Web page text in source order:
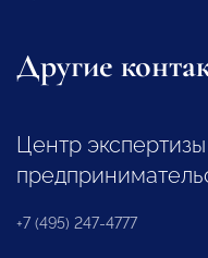
Другие
Центр
+7 (495) 247-4777